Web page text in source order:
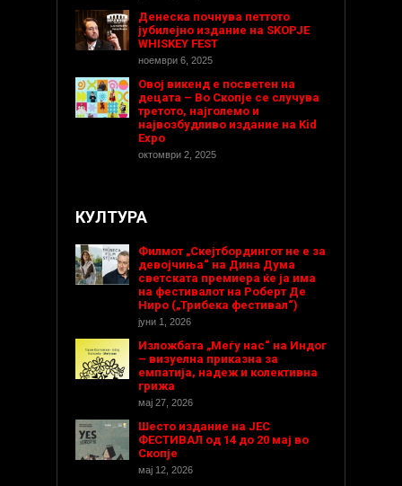
Денеска почнува петтото
јубилејно издание на SKOPJE
WHISKEY FEST
ноември 6, 2025
Овој викенд е посветен на
децата – Во Скопје се случува
третото, најголемо и
највозбудливо издание на Kid
Expo
октомври 2, 2025
КУЛТУРА
Филмот „Скејтбордингот не е за
девојчиња“ на Дина Дума
светската премиера ќе ја има
на фестивалот на Роберт Де
Ниро („Трибека фестивал“)
јуни 1, 2026
Изложбата „Меѓу нас“ на Индог
– визуелна приказна за
емпатија, надеж и колективна
грижа
мај 27, 2026
Шесто издание на ЈЕС
ФЕСТИВАЛ од 14 до 20 мај во
Скопје
мај 12, 2026